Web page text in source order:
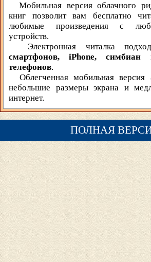
Мобильная версия облачного
книг позволит вам бесплатно
любимые произведения с
устройств.
Электронная читалка
смартфонов, iPhone,
телефонов.
Облегченная мобильная версия
небольшие размеры экрана и
интернет.
ПОЛНАЯ